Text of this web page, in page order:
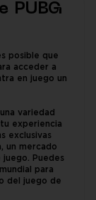
PUBG
posible que
acceder a
en juego un
variedad
experiencia
exclusivas
un mercado
Puedes
para
del juego de